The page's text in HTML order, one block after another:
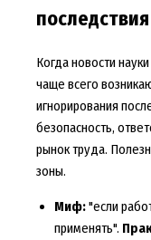
Когда новости
чаще всего
игнорирования
безопасность,
рынок труда.
зоны.
Миф:"если
применять".